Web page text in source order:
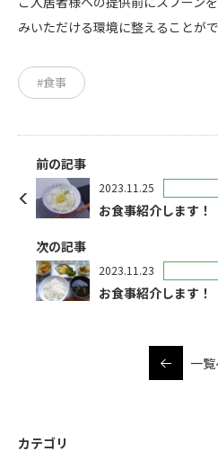
みいただける環境に整えることがで
#食事
前の記事
2023.11.25
お食事紹介します！
次の記事
2023.11.23
お食事紹介します！
一
カテゴリ